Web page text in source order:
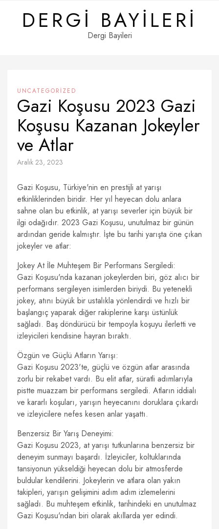
contentDERGI BAYILERI
Dergi Bayileri
UNCATEGORIZED
Gazi Koşusu 2023 Gazi
Koşusu Kazanan Jokeyler
ve Atlar
Aralık 23, 2023
Gazi Koşusu, Türkiye'nin en prestijli at yarışı
etkinliklerinden biridir. Her yıl heyecan dolu anlara
sahne olan bu etkinlik, at yarışı severler için büyük bir
ilgi odağıdır. 2023 Gazi Koşusu, unutulmaz bir günün
ardından geride kalmıştır. İşte bu tarihi yarışta öne çıkan
jokeyler ve atlar:
Jokey At İle Muhteşem Bir Performans Sergiledi:
Gazi Koşusu'nda kazanan jokeylerden biri, göz alıcı bir
performans sergileyen isimlerden biriydi. Bu yetenekli
jokey, atını büyük bir ustalıkla yönlendirdi ve hızlı bir
başlangıç yaparak diğer rakiplerine karşı üstünlük
sağladı. Baş döndürücü bir tempoyla koşuyu ilerletti ve
izleyicileri kendisine hayran bıraktı.
Özgün ve Güçlü Atların Yarışı:
Gazi Koşusu 2023'te, güçlü ve özgün atlar arasında
zorlu bir rekabet vardı. Bu elit atlar, süratli adımlarıyla
pistte muazzam bir performans sergiledi. Atların iddialı
ve kararlı koşuları, yarışın heyecanını doruklara çıkardı
ve izleyicilere nefes kesen anlar yaşattı.
Benzersiz Bir Yarış Deneyimi:
Gazi Koşusu 2023, at yarışı tutkunlarına benzersiz bir
deneyim sunmayı başardı. İzleyiciler, koltuklarında
tansiyonun yükseldiği heyecan dolu bir atmosferde
buldular kendilerini. Jokeylerin ve atlara olan yakın
takipleri, yarışın gelişimini adım adım izlemelerini
sağladı. Bu muhteşem etkinlik, tarihindeki en unutulmaz
Gazi Koşusu'ndan biri olarak akıllarda yer edindi.